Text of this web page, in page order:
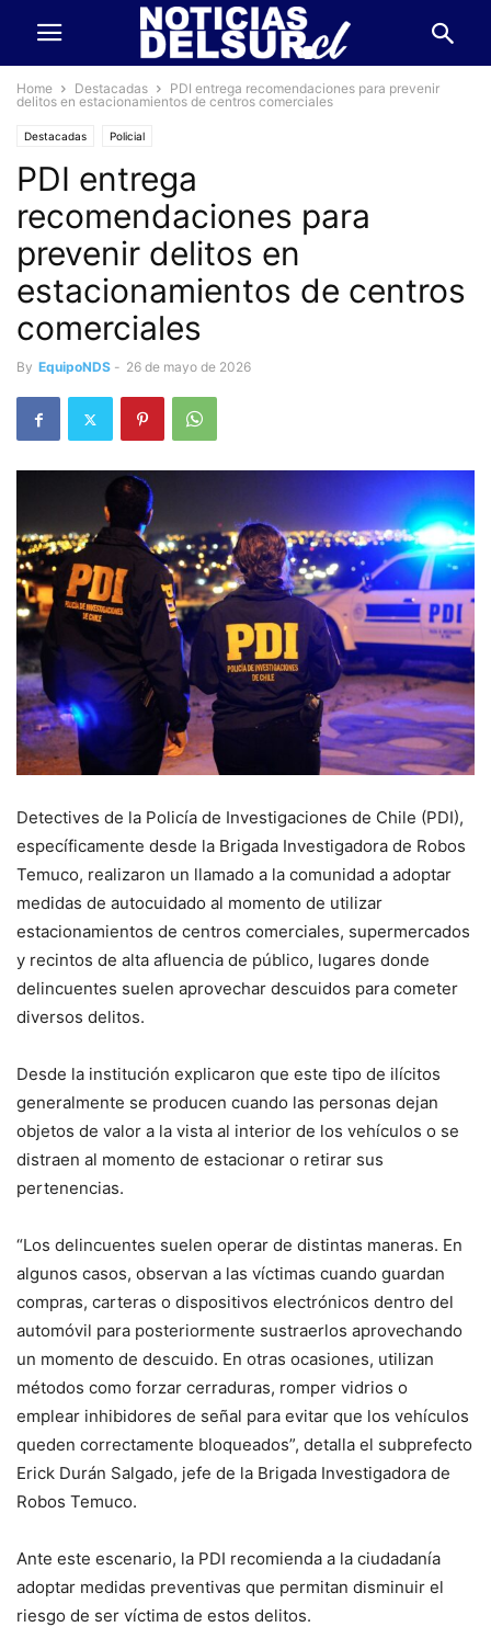
Home Destacadas
PDI entrega recomendaciones para prevenir
delitos en estacionamientos de centros comerciales
Destacadas Policial
PDI entrega
recomendaciones para
prevenir delitos en
estacionamientos de centros
comerciales
By EquipoNDS - 26 de mayo de 2026
Detectives de la Policía de Investigaciones de Chile (PDI),
específicamente desde la Brigada Investigadora de Robos
Temuco, realizaron un llamado a la comunidad a adoptar
medidas de autocuidado al momento de utilizar
estacionamientos de centros comerciales, supermercados
y recintos de alta afluencia de público, lugares donde
delincuentes suelen aprovechar descuidos para cometer
diversos delitos.
Desde la institución explicaron que este tipo de ilícitos
generalmente se producen cuando las personas dejan
objetos de valor a la vista al interior de los vehículos o se
distraen al momento de estacionar o retirar sus
pertenencias.
“Los delincuentes suelen operar de distintas maneras. En
algunos casos, observan a las víctimas cuando guardan
compras, carteras o dispositivos electrónicos dentro del
automóvil para posteriormente sustraerlos aprovechando
un momento de descuido. En otras ocasiones, utilizan
métodos como forzar cerraduras, romper vidrios o
emplear inhibidores de señal para evitar que los vehículos
queden correctamente bloqueados”, detalla el subprefecto
Erick Durán Salgado, jefe de la Brigada Investigadora de
Robos Temuco.
Ante este escenario, la PDI recomienda a la ciudadanía
adoptar medidas preventivas que permitan disminuir el
riesgo de ser víctima de estos delitos.